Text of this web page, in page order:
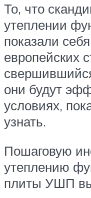
То, что
утеплении
показали
европейских
они будут
условиях,
узнать.
Пошаговую
утеплению
плиты УШП